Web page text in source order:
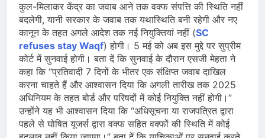
कुल-मिलाकर केंद्र का जवाब आने तक वक्फ संपत्ति की स्थिति नहीं
बदलेगी, यानी सरकार के जवाब तक यथास्थिति बनी रहेगी और नए
कानून के तहत अगले आदेश तक नई नियुक्तियां नहीं (SC
refuses stay Waqf) होगी। 5 मई को अब इस मुद्दे पर सुप्रीम
कोर्ट में सुनवाई होगी। बता दें कि सुनवाई के दौरान एसजी मेहता ने
कहा कि “प्रतिवादी 7 दिनों के भीतर एक संक्षिप्त जवाब दाखिल
करना चाहते हैं और आश्वासन दिया कि अगली तारीख तक 2025
अधिनियम के तहत बोर्ड और परिषदों में कोई नियुक्ति नहीं होगी।”
उन्होंने यह भी आश्वासन दिया कि “अधिसूचना या राजपत्रित द्वारा
पहले से घोषित यूजर्स द्वारा वक्फ सहित वक्फों की स्थिति में कोई